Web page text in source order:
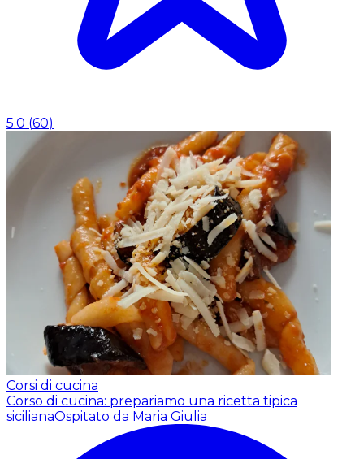
5.0 (60)
Corsi di cucina
Corso di cucina: prepariamo una ricetta tipica
sicilianaOspitato da Maria Giulia